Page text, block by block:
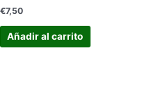
€7,50
Añadir al carrito